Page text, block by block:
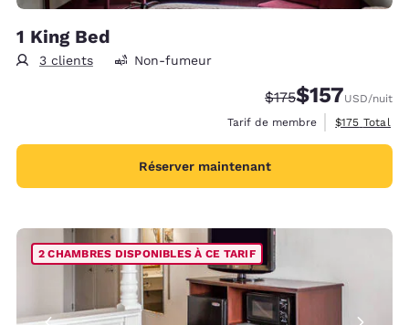
1 King Bed
3 clients Non-fumeur
Tarif barré :
$175Tarif réduit :
$157USD/nuit
Tarif de membre
Afficher les
$175 Total
Réserver maintenant
2 CHAMBRES DISPONIBLES À CE TARIF